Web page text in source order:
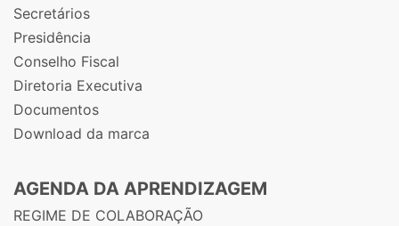
Secretários
Presidência
Conselho Fiscal
Diretoria Executiva
Documentos
Download da marca
AGENDA DA APRENDIZAGEM
REGIME DE COLABORAÇÃO